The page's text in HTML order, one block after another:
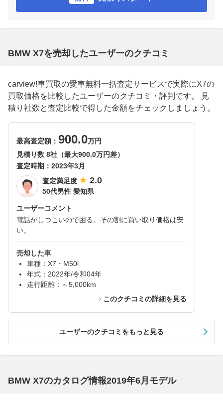
BMW X7を売却したユーザーのクチコミ
carview!車買取の愛車無料一括査定サービスで実際にX7の
買取価格を比較したユーザーのクチコミ・評判です。 見
積り社数と査定比較で得した金額をチェックしましょう。
最高査定額： 900.0万円
見積り数 8社（最大900.0万円差）
査定時期： 2023年3月
査定満足度
2.0
50代男性 愛知県
ユーザーコメント
電話がしつこいので困る。その割に買い取り価格は安
い。
売却した車
車種：X7・M50i
年式：2022年/令和04年
走行距離：～5,000km
このクチコミの詳細を見る
ユーザーのクチコミをもっと見る
BMW X7のカタログ情報2019年6月モデル